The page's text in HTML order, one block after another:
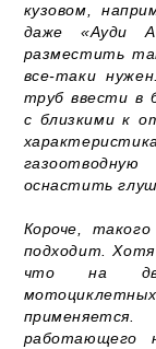
кузовом,
даже «Ауди
разместить
все-таки
труб ввести в
с близкими к
оснастить
Короче,
подходит. Хотя
что на
работающего